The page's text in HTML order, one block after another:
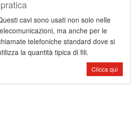
cavi sono usati non solo nelle
ma anche per le
telefoniche standard dove si
la quantità tipica di fili.
Clicca qui